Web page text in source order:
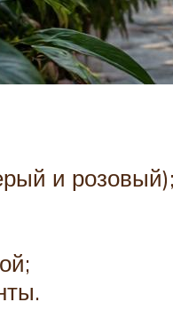
и розовый);